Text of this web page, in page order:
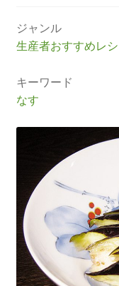
ジャンル
生産者おすすめレ
キーワード
なす